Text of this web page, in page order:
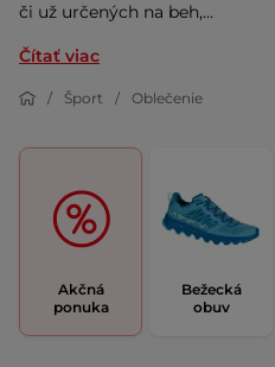
či už určených na beh,...
Čítať viac
Šport Oblečenie
Akčná
ponuka
Bežecká
obuv